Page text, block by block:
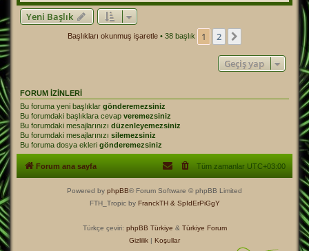
Yeni Başlık
Başlıkları okunmuş işaretle • 38 başlık 1 2
Geçiş yap
FORUM IZINLERI
Bu foruma yeni başlıklar gönderemezsiniz
Bu forumdaki başlıklara cevap veremezsiniz
Bu forumdaki mesajlarınızı düzenleyemezsiniz
Bu forumdaki mesajlarınızı silemezsiniz
Bu foruma dosya ekleri gönderemezsiniz
Forum ana sayfa Tüm zamanlar UTC+03:00
Powered by phpBB® Forum Software © phpBB Limited
FTH_Tropic by FranckTH & SpIdErPiGgY
Türkçe çeviri: phpBB Türkiye & Türkiye Forum
Gizlilik | Koşullar